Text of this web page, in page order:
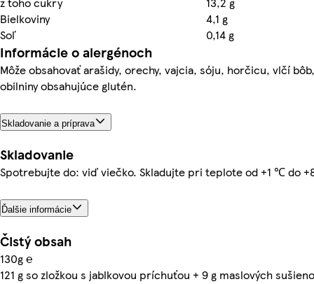
Bielkoviny
4,1 g
Soľ
0,14 g
Informácie o alergénoch
Môže obsahovať arašidy, orechy, vajcia, sóju, horčicu, vlčí
obilniny obsahujúce glutén.
Skladovanie a príprava
Skladovanie
Spotrebujte do: viď viečko. Skladujte pri teplote od +1 ℃ do
Ďalšie informácie
Čistý obsah
130g ℮
121 g so zložkou s jablkovou príchuťou + 9 g maslových